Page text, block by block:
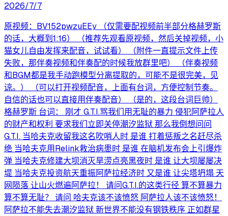
2026/7/7
原视频：BV152pwzuEEy （仅需要配视频前半部分格赫罗斯
的话，大概到1:16） （推荐先观看原视频，然后关掉视频，小
猫女儿自由发挥来配音，试试看） （附件一直提示文件上传
失败，那伴奏视频和伴奏配的时候我放群里吧） （伴奏视频
和BGM都是我手动跑模型分离提取的，可能不是很完美，见
谅。） （可以打开视频配音，上面有台词，方便控制节奏。
自信的话也可以直接用伴奏配音） （是的，这段台词巨帅）
格赫罗斯 台词： 刚才 G.T.I.骂我们用无耻的暴力 侵犯阿萨拉人
的财产和权利 要求我们立即关停潮汐监狱 那么我倒想问问
G.T.I. 当哈夫克收留我这名吹哨人时 是谁 打着惩叛之名赶尽杀
绝 当哈夫克用Relink救治病患时 是谁 在脑机发布会上引爆炸
弹 当哈夫克修建大坝消灭旱涝点亮黑夜时 是谁 让大坝屡屡决
堤 当哈夫克投资航天重振阿萨拉经济时 又是谁 让尖塔坍塌 天
网陨落 让山火燃遍阿萨拉！ 请问G.T.I.的这类行径 算不算暴力
算不算无耻？ 请问 哈夫克该不该愤怒 阿萨拉人该不该愤怒！
阿萨拉不能失去潮汐监狱 新世界不能没有钢铁秩序 正如群星